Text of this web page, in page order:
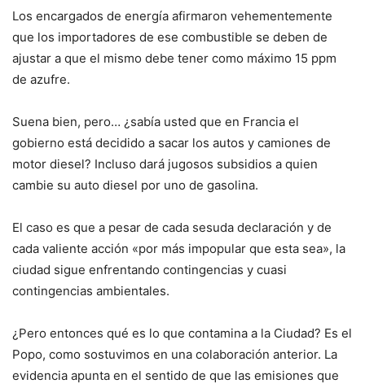
Los encargados de energía afirmaron vehementemente
que los importadores de ese combustible se deben de
ajustar a que el mismo debe tener como máximo 15 ppm
de azufre.
Suena bien, pero… ¿sabía usted que en Francia el
gobierno está decidido a sacar los autos y camiones de
motor diesel? Incluso dará jugosos subsidios a quien
cambie su auto diesel por uno de gasolina.
El caso es que a pesar de cada sesuda declaración y de
cada valiente acción «por más impopular que esta sea», la
ciudad sigue enfrentando contingencias y cuasi
contingencias ambientales.
¿Pero entonces qué es lo que contamina a la Ciudad? Es el
Popo, como sostuvimos en una colaboración anterior. La
evidencia apunta en el sentido de que las emisiones que